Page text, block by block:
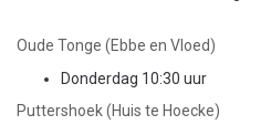
Oude Tonge (Ebbe en Vloed)
Donderdag 10:30 uur
Puttershoek (Huis te Hoecke)